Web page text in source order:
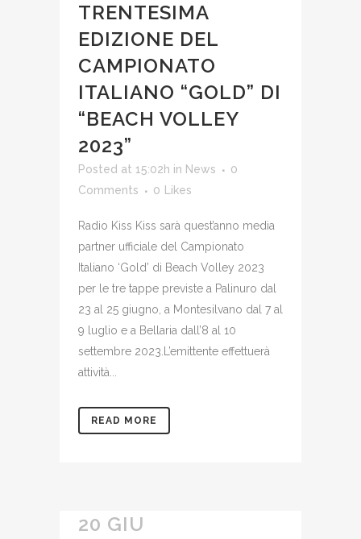
TRENTESIMA
EDIZIONE DEL
CAMPIONATO
ITALIANO “GOLD” DI
“BEACH VOLLEY
2023”
Posted at 15:02h in News
0
Comments
0 Likes
Radio Kiss Kiss sarà quest’anno media
partner ufficiale del Campionato
Italiano ‘Gold’ di Beach Volley 2023
per le tre tappe previste a Palinuro dal
23 al 25 giugno, a Montesilvano dal 7 al
9 luglio e a Bellaria dall’8 al 10
settembre 2023.L’emittente effettuerà
attività...
READ MORE
20 GIU